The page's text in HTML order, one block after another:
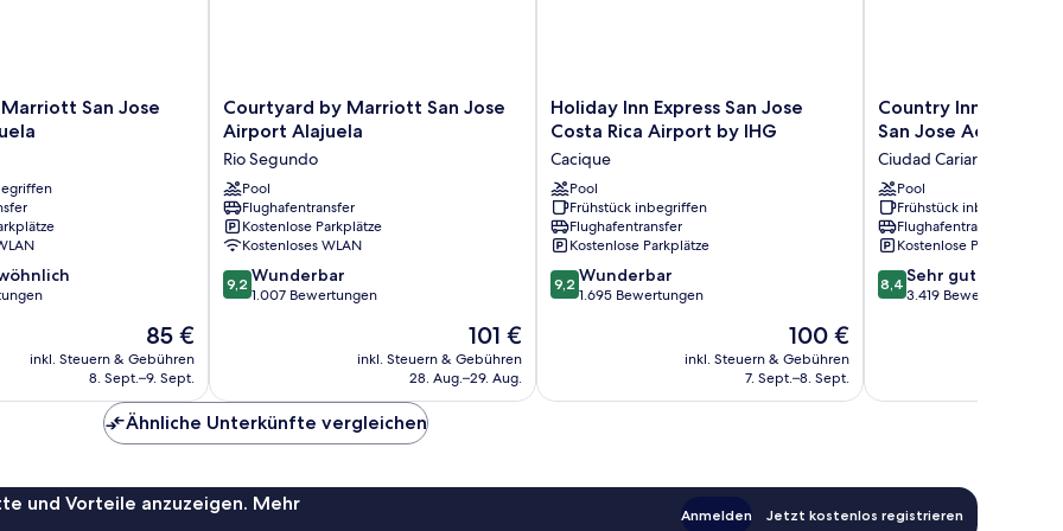
San Jose
Der
Preis
beträgt
85 €
inkl. Steuern & Gebühren
8. Sept.–9. Sept.
Courtyard
by
Marriott
San
Jose
Airport
Alajuela
Rio
Segundo
Courtyard by Marriott San Jose
Airport Alajuela
Rio Segundo
Pool
Flughafentransfer
Kostenlose Parkplätze
Kostenloses WLAN
9.2
von
9,2 Wunderbar
1.007 Bewertungen
Der
Preis
beträgt
101 €
inkl. Steuern & Gebühren
28. Aug.–29. Aug.
Holiday
Inn
San
Jose
Costa
Rica
Airport
by
IHG
Holiday Inn Express San Jose
Costa Rica Airport by IHG
Cacique
Pool
Frühstück inbegriffen
Flughafentransfer
Kostenlose Parkplätze
9.2
von
9,2 Wunderbar
1.695 Bewertungen
Der
Preis
beträgt
100 €
inkl. Steuern & Gebühren
7. Sept.–8. Sept.
Country
Inn
Suites
by
Radisson,
San
Jose
Aeropuerto,
Costa
Country Inn & Suites
San Jose
Ciudad Cariari
Pool
Frühstück inbegriffen
Flughafentransfer
Kostenlose Parkplätze
8.4
von
Bewertungen
8,4 Sehr gut
3.419 Bewertungen
Ähnliche Unterkünfte vergleichen
und Vorteile anzuzeigen. Mehr
Anmelden Jetzt kostenlos registrieren